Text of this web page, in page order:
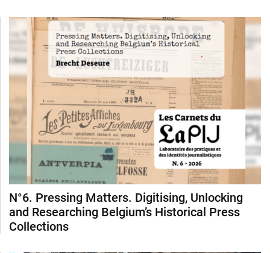
N°6. Pressing Matters. Digitising, Unlocking
and Researching Belgium’s Historical Press
Collections